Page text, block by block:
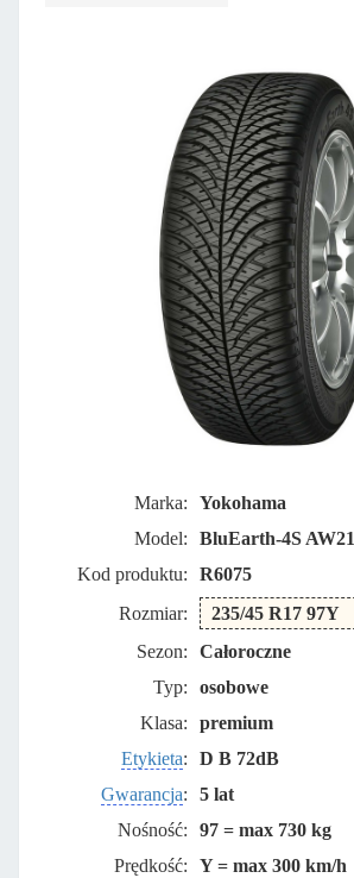
Marka:
Yokohama
Model:
BluEarth-4S AW21
Kod produktu:
R6075
Rozmiar:
Sezon:
Całoroczne
Typ:
osobowe
Klasa:
premium
Etykieta:
D B 72dB
Gwarancja:
5 lat
Nośność:
97 = max 730 kg
Prędkość:
Y = max 300 km/h